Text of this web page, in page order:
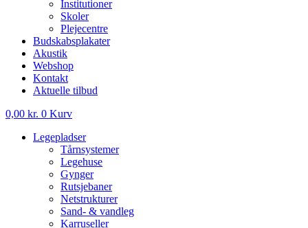
Institutioner
Skoler
Plejecentre
Budskabsplakater
Akustik
Webshop
Kontakt
Aktuelle tilbud
0,00 kr. 0 Kurv
Legepladser
Tårnsystemer
Legehuse
Gynger
Rutsjebaner
Netstrukturer
Sand- & vandleg
Karruseller